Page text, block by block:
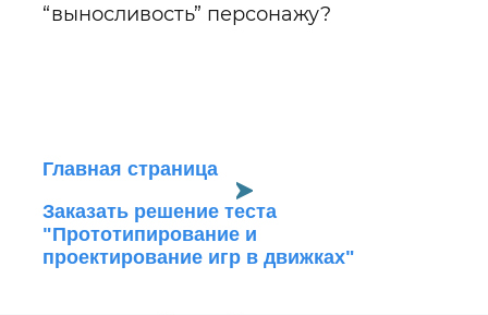
“выносливость” персонажу?
Главная страница
Заказать решение теста
"Прототипирование и
проектирование игр в движках"